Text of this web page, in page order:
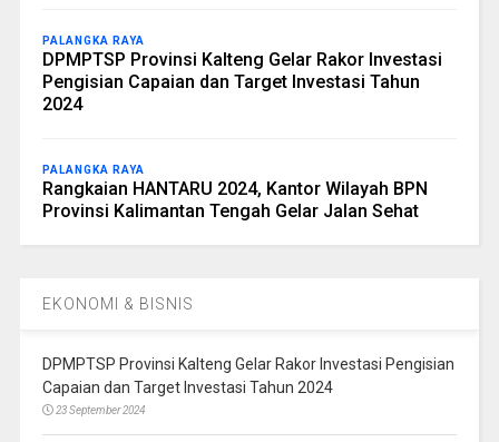
PALANGKA RAYA
DPMPTSP Provinsi Kalteng Gelar Rakor Investasi
Pengisian Capaian dan Target Investasi Tahun
2024
PALANGKA RAYA
Rangkaian HANTARU 2024, Kantor Wilayah BPN
Provinsi Kalimantan Tengah Gelar Jalan Sehat
EKONOMI & BISNIS
DPMPTSP Provinsi Kalteng Gelar Rakor Investasi Pengisian
Capaian dan Target Investasi Tahun 2024
23 September 2024